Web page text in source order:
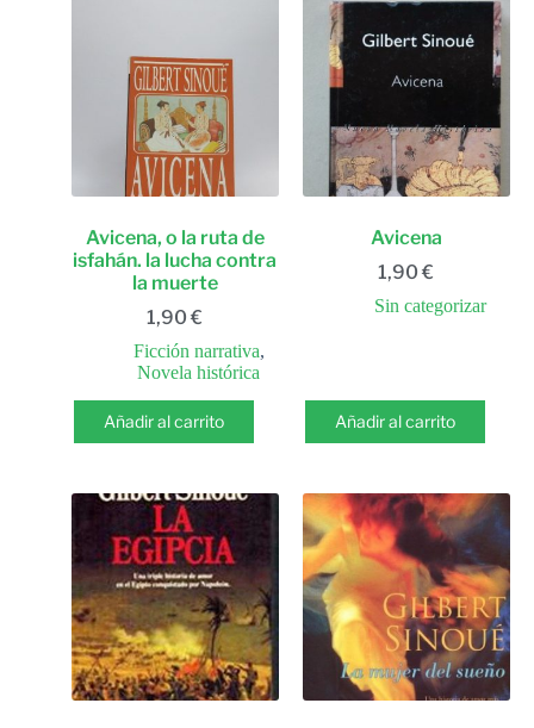
Avicena, o la ruta de
isfahán. la lucha contra
la muerte
1,90€
Ficción narrativa,
Novela histórica
Añadir al carrito
Avicena
1,90€
Sin categorizar
Añadir al carrito